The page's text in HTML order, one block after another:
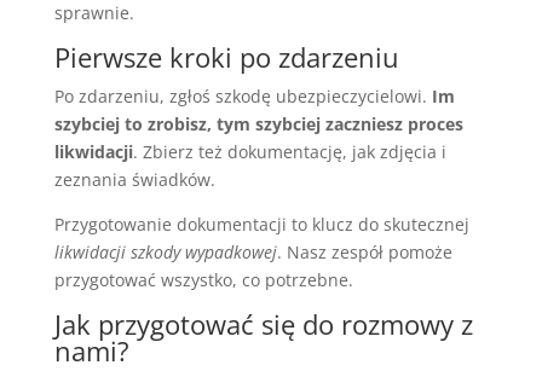
sprawnie.
Pierwsze kroki po zdarzeniu
Po zdarzeniu, zgłoś szkodę ubezpieczycielowi. Im
szybciej to zrobisz, tym szybciej zaczniesz proces
likwidacji. Zbierz też dokumentację, jak zdjęcia i
zeznania świadków.
Przygotowanie dokumentacji to klucz do skutecznej
likwidacji szkody wypadkowej. Nasz zespół pomoże
przygotować wszystko, co potrzebne.
Jak przygotować się do rozmowy z
nami?